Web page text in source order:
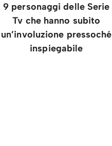
9 personaggi delle Serie
Tv che hanno subito
un’involuzione pressoché
inspiegabile